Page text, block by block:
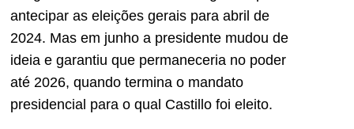
antecipar as eleições gerais para abril de
2024. Mas em junho a presidente mudou de
ideia e garantiu que permaneceria no poder
até 2026, quando termina o mandato
presidencial para o qual Castillo foi eleito.